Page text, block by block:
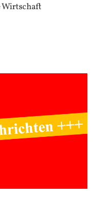
Wirtschaft